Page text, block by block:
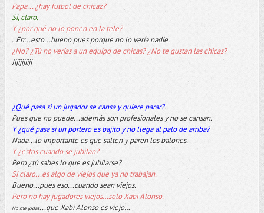
Papa... ¿hay futbol de chicaz?
Sí, claro.
Y ¿por qué no lo ponen en la tele?
..Err...esto...bueno pues porque no lo vería nadie.
¿No? ¿Tú no verías a un equipo de chicas? ¿No te gustan las chicas?
Jijijijiiji
¿Qué pasa si un jugador se cansa y quiere parar?
Pues que no puede...además son profesionales y no se cansan.
Y ¿qué pasa si un portero es bajito y no llega al palo de arriba?
Nada...lo importante es que salten y paren los balones.
Y ¿estos cuando se jubilan?
Pero ¿tú sabes lo que es jubilarse?
Si claro...es algo de viejos que ya no trabajan.
Bueno...pues eso...cuando sean viejos.
Pero no hay jugadores viejos…solo Xabi Alonso.
No me jodas...que Xabi Alonso es viejo…